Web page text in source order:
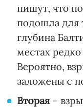
пишут, что
подошла для
глубина
местах
Вероятно,
заложены с
Вторая –